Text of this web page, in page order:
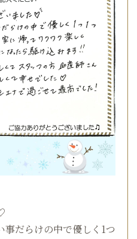
だらけの中で優しく1つ